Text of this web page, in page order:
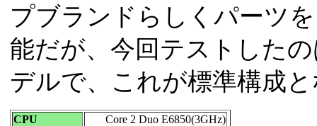
プブランドらしくパーツ
能だが、今回テストした
デルで、これが標準構成
CPU
Core 2 Duo E6850(3GHz)